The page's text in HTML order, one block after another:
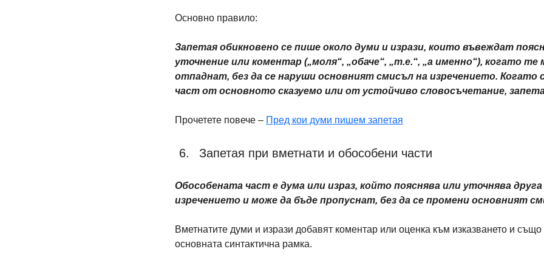
Основно правило:
Запетая обикновено се пише около думи и изрази, които въвеждат
уточнение или коментар („моля“, „обаче“, „т.е.“, „а именно“), когато те
отпаднат, без да се наруши основният смисъл на изречението. Когато
част от основното сказуемо или от устойчиво словосъчетание,
Прочетете повече – Пред кои думи пишем запетая
Запетая при вметнати и обособени части
Обособената част е дума или израз, който пояснява или уточнява
изречението и може да бъде пропуснат, без да се промени основният
Вметнатите думи и изрази добавят коментар или оценка към изказването и също
основната синтактична рамка.